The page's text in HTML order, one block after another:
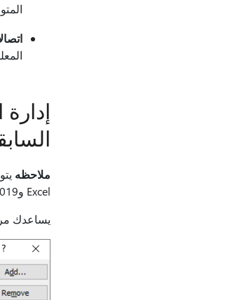
ملاحظه
Excel وExcel 2019 بجزء
يساعدك